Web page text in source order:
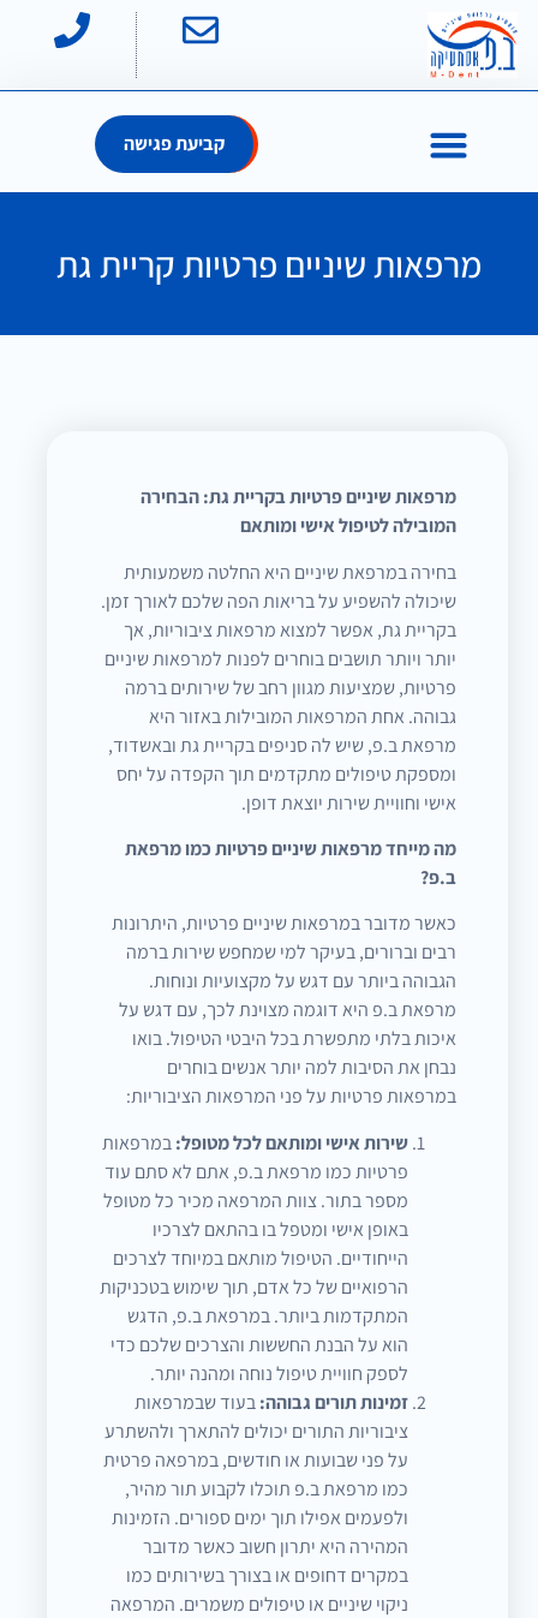
קביעת פגישה
מרפאות שיניים פרטיות קריית גת
מרפאות שיניים פרטיות בקריית גת: הבחירה
המובילה לטיפול אישי ומותאם
בחירה במרפאת שיניים היא החלטה משמעותית
שיכולה להשפיע על בריאות הפה שלכם לאורך זמן.
בקריית גת, אפשר למצוא מרפאות ציבוריות, אך
יותר ויותר תושבים בוחרים לפנות למרפאות שיניים
פרטיות, שמציעות מגוון רחב של שירותים ברמה
גבוהה. אחת המרפאות המובילות באזור היא
מרפאת ב.פ, שיש לה סניפים בקריית גת ובאשדוד,
ומספקת טיפולים מתקדמים תוך הקפדה על יחס
אישי וחוויית שירות יוצאת דופן.
מה מייחד מרפאות שיניים פרטיות כמו מרפאת
ב.פ?
כאשר מדובר במרפאות שיניים פרטיות, היתרונות
רבים וברורים, בעיקר למי שמחפש שירות ברמה
הגבוהה ביותר עם דגש על מקצועיות ונוחות.
מרפאת ב.פ היא דוגמה מצוינת לכך, עם דגש על
איכות בלתי מתפשרת בכל היבטי הטיפול. בואו
נבחן את הסיבות למה יותר אנשים בוחרים
במרפאות פרטיות על פני המרפאות הציבוריות:
שירות אישי ומותאם לכל מטופל:במרפאות
פרטיות כמו מרפאת ב.פ, אתם לא סתם עוד
מספר בתור. צוות המרפאה מכיר כל מטופל
באופן אישי ומטפל בו בהתאם לצרכיו
הייחודיים. הטיפול מותאם במיוחד לצרכים
הרפואיים של כל אדם, תוך שימוש בטכניקות
המתקדמות ביותר. במרפאת ב.פ, הדגש
הוא על הבנת החששות והצרכים שלכם כדי
לספק חוויית טיפול נוחה ומהנה יותר.
זמינות תורים גבוהה:בעוד שבמרפאות
ציבוריות התורים יכולים להתארך ולהשתרע
על פני שבועות או חודשים, במרפאה פרטית
כמו מרפאת ב.פ תוכלו לקבוע תור מהיר,
ולפעמים אפילו תוך ימים ספורים. הזמינות
המהירה היא יתרון חשוב כאשר מדובר
במקרים דחופים או בצורך בשירותים כמו
ניקוי שיניים או טיפולים משמרים. המרפאה